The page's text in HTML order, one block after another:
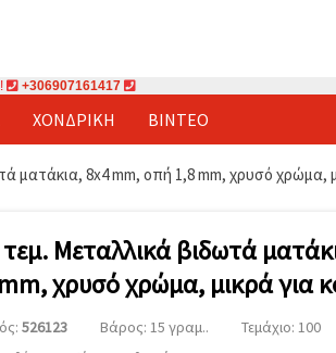
+306907161417
ΧΟΝΔΡΙΚΉ ΒΊΝΤΕΟ
ματάκια, 8x4 mm, οπή 1,8 mm, χρυσό χρώμα,
Μεταλλικά βιδωτά
χρυσό χρώμα, μικρά για
526123 Βάρος: 15 γραμ..
Τεμάχιο: 100